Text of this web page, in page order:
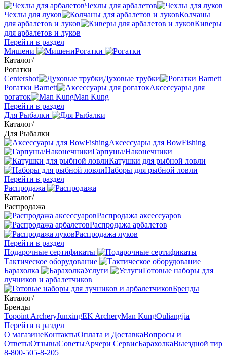
Чехлы для арбалетов
Чехлы для луков
Колчаны
для арбалетов и луков
Киверы
для арбалетов и луков
Перейти в раздел
Мишени
Рогатки
Каталог/
Рогатки
Centershot
Духовые трубки
Рогатки Barnett
Аксессуары для
рогаток
Man Kung
Перейти в раздел
Для Рыбалки
Каталог/
Для Рыбалки
Аксессуары для BowFishing
Гарпуны/Наконечники
Катушки для рыбной ловли
Наборы для рыбной ловли
Перейти в раздел
Распродажа
Каталог/
Распродажа
Распродажа аксессуаров
Распродажа арбалетов
Распродажа луков
Перейти в раздел
Подарочные сертификаты
Тактическое оборудование
Барахолка
Услуги
Готовые наборы для
лучников и арбалетчиков
Бренды
Каталог/
Бренды
Topoint ArcheryJunxingEK ArcheryMan KungOuliangjia
Перейти в раздел
О магазинеКонтактыОплата и ДоставкаВопросы и
ОтветыОтзывыСоветыАрчери СервисБарахолкаВыездной тир
8-800-505-8-205